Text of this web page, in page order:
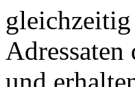
gleichzeitig
Adressaten
und